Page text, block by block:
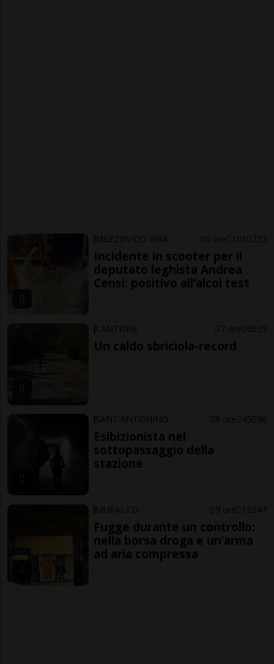
MEZZOVICO-VIRA 6 ore 101 235
Incidente in scooter per il
deputato leghista Andrea
Censi: positivo all’alcol test
CANTONE 7 ore 6 29
Un caldo sbriciola-record
SANT'ANTONINO 8 ore 45 90
Esibizionista nel
sottopassaggio della
stazione
MURALTO 9 ore 12 47
Fugge durante un controllo:
nella borsa droga e un’arma
ad aria compressa